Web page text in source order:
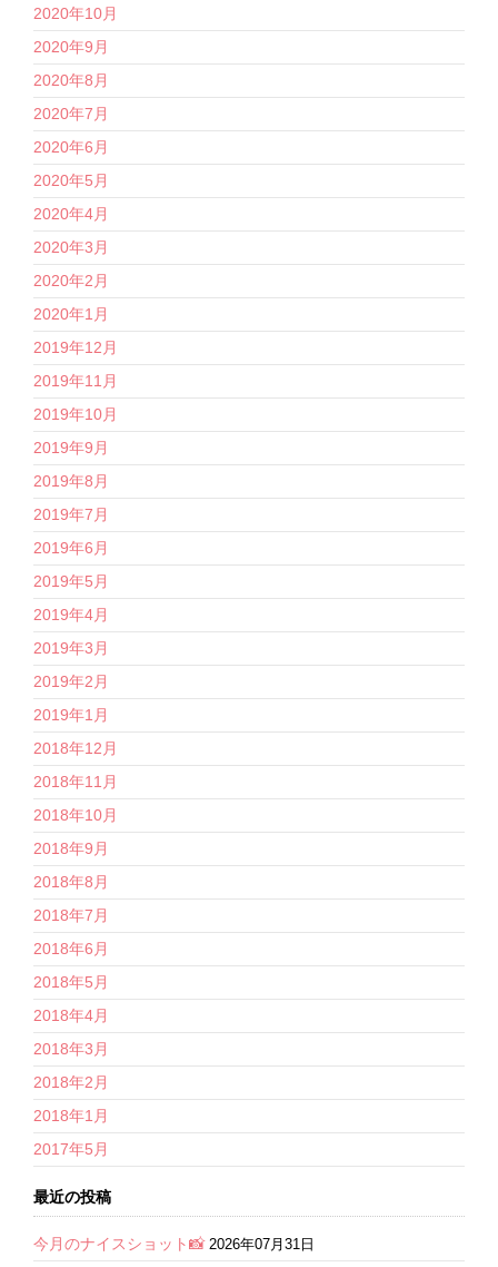
2020年10月
2020年9月
2020年8月
2020年7月
2020年6月
2020年5月
2020年4月
2020年3月
2020年2月
2020年1月
2019年12月
2019年11月
2019年10月
2019年9月
2019年8月
2019年7月
2019年6月
2019年5月
2019年4月
2019年3月
2019年2月
2019年1月
2018年12月
2018年11月
2018年10月
2018年9月
2018年8月
2018年7月
2018年6月
2018年5月
2018年4月
2018年3月
2018年2月
2018年1月
2017年5月
最近の投稿
今月のナイスショット📸 2026年07月31日